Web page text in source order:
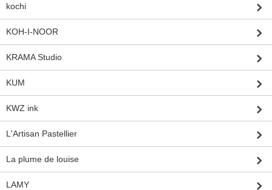
kochi
KOH-I-NOOR
KRAMA Studio
KUM
KWZ ink
L'Artisan Pastellier
La plume de louise
LAMY